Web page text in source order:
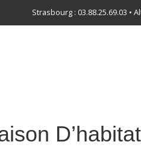
Strasbourg : 03.88.25.69.03 •